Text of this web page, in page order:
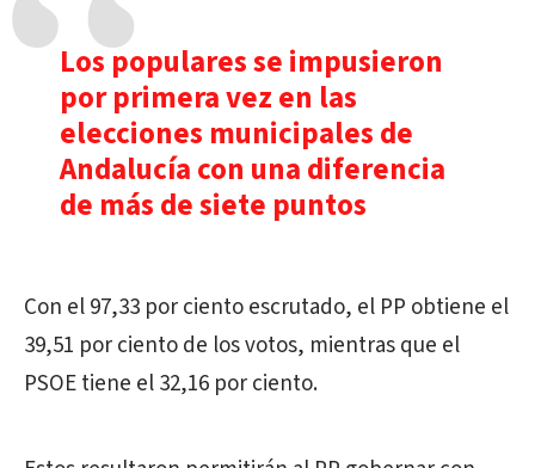
Los populares se impusieron
por primera vez en las
elecciones municipales de
Andalucía con una diferencia
de más de siete puntos
Con el 97,33 por ciento escrutado, el PP obtiene el
39,51 por ciento de los votos, mientras que el
PSOE tiene el 32,16 por ciento.